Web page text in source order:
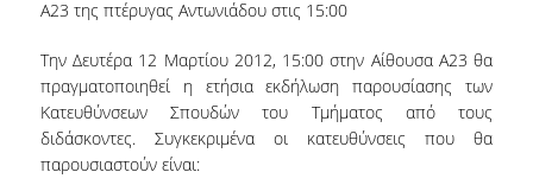
ΓΙΑ ΜΑΘΗΤΕΣ ΛΥΚΕΙΟΥ
ΠΡΟΓΡΑΜΜΑ ΥΠΟΤΡΟΦΙΩΝ
ΚΡΙΤΗΡΙΑ ΚΑΙ ΔΙΑΔΙΚΑΣΙΑ ΕΠΙΛΟΓΗΣ
Α23 της πτέρυγας Αντωνιάδου στις 15:00
Την Δευτέρα 12 Μαρτίου 2012, 15:00 στην Αίθουσα Α23 θα
πραγματοποιηθεί η ετήσια εκδήλωση παρουσίασης των
Κατευθύνσεων Σπουδών του Τμήματος από τους
διδάσκοντες. Συγκεκριμένα οι κατευθύνσεις που θα
παρουσιαστούν είναι: